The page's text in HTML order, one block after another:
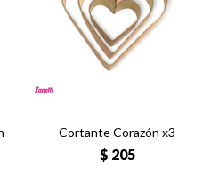
Cortante Corazón x3
$ 205